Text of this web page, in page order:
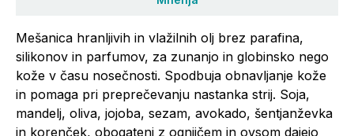
Mešanica hranljivih in vlažilnih olj brez parafina,
silikonov in parfumov, za zunanjo in globinsko nego
kože v času nosečnosti. Spodbuja obnavljanje kože
in pomaga pri preprečevanju nastanka strij. Soja,
mandelj, oliva, jojoba, sezam, avokado, šentjanževka
in korenček, obogateni z ognjičem in ovsom dajejo